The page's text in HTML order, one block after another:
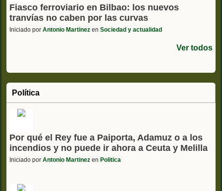
Fiasco ferroviario en Bilbao: los nuevos
tranvías no caben por las curvas
Iniciado por Antonio Martinez en Sociedad y actualidad
Ver todos
Política
Por qué el Rey fue a Paiporta, Adamuz o a los
incendios y no puede ir ahora a Ceuta y Melilla
Iniciado por Antonio Martinez en Politica